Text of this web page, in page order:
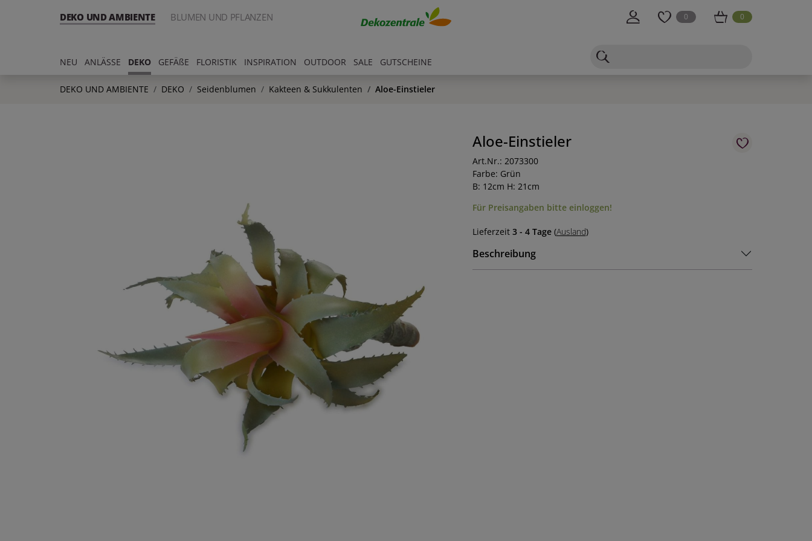
DEKO UND AMBIENTE BLUMEN UND PFLANZEN 0 0
NEU ANLÄSSE DEKO GEFÄßE FLORISTIK INSPIRATION OUTDOOR SALE GUTSCHEINE
DEKO UND AMBIENTE DEKO Seidenblumen Kakteen & Sukkulenten Aloe-Einstieler
Aloe-Einstieler
Art.Nr.: 2073300
Farbe: Grün
B: 12cm H: 21cm
Für Preisangaben bitte einloggen!
Lieferzeit 3 - 4 Tage(Ausland)
Beschreibung